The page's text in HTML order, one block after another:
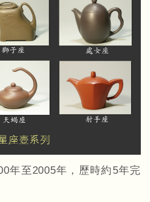
年至2005年，歷時約5年完